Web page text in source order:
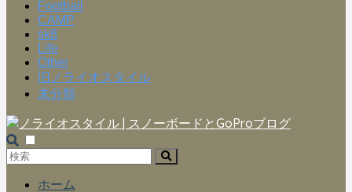
Football
CAMP
sk8
Life
Other
旧ノライオスタイル
未分類
ホーム